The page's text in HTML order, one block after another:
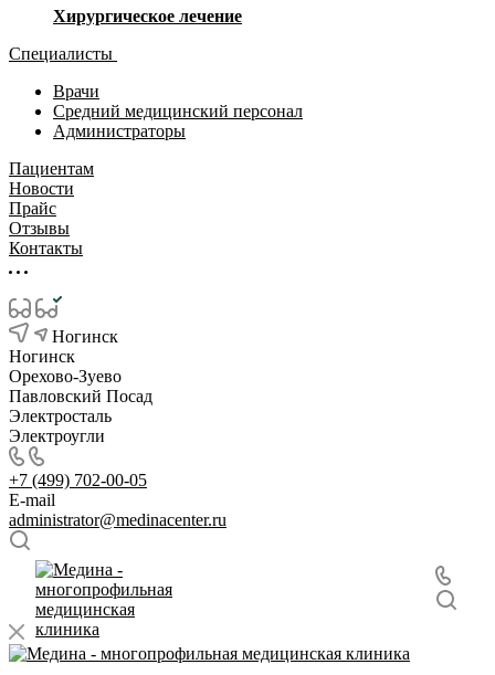
Хирургическое лечение
Специалисты
Врачи
Средний медицинский персонал
Администраторы
Пациентам
Новости
Прайс
Отзывы
Контакты
Ногинск
Ногинск
Орехово-Зуево
Павловский Посад
Электросталь
Электроугли
+7 (499) 702-00-05
E-mail
administrator@medinacenter.ru